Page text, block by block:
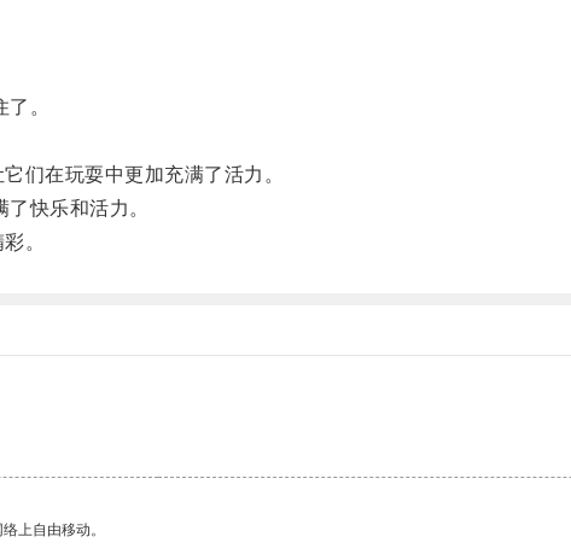
。
在玩耍中更加充满了活力。
快乐和活力。
。
上自由移动。